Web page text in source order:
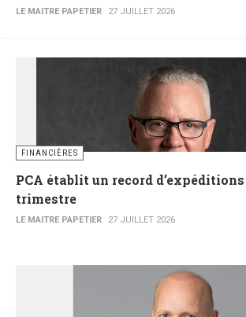
LE MAITRE PAPETIER 27 JUILLET 2026
FINANCIÈRES
PCA établit un record
trimestre
LE MAITRE PAPETIER 27 JUILLET 2026